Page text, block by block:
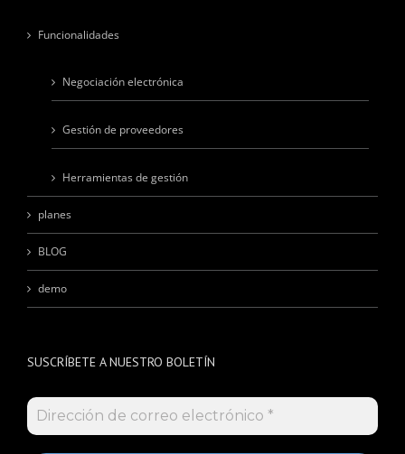
Funcionalidades
Negociación electrónica
Gestión de proveedores
Herramientas de gestión
planes
BLOG
demo
SUSCRÍBETE A NUESTRO BOLETÍN